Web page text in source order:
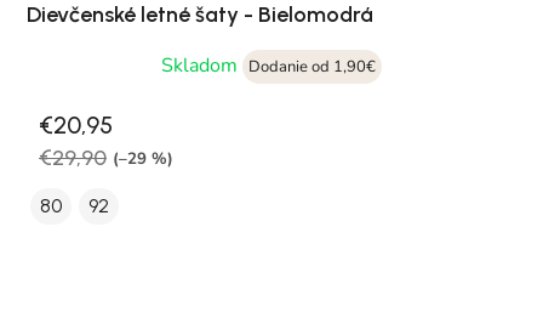
Dievčenské letné šaty - Bielomodrá
Skladom
Dodanie od 1,90€
€20,95
€29,90 (–29 %)
80 92